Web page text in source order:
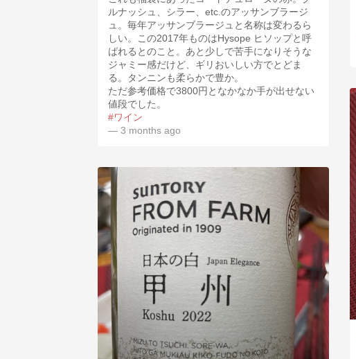
ルナッシュ、シラー、etc.のアッサンブラージ
ュ。毎年アッサンブラージュと名称は変わるら
しい。この2017年ものはHysope ヒソップと呼
ばれるとのこと。あと少しで苦手になりそうな
ジャミー感だけど、ギリおいしい方でとどま
る。タンニンも柔らかで豊か。
ただ参考価格で3800円となかなか手が出せない
値段でした。
#ワイン
— 3 months ago